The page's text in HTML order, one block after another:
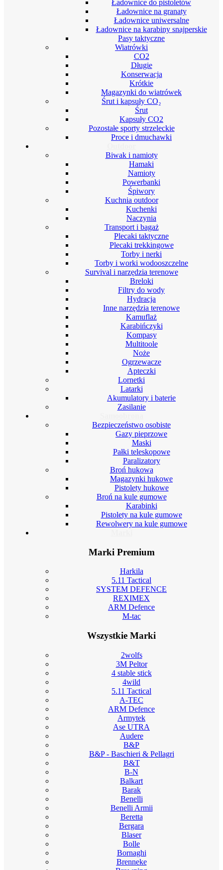
Ładownice do pistoletów
Ładownice na granaty
Ładownice uniwersalne
Ładownice na karabiny snajperskie
Pasy taktyczne
Wiatrówki
CO2
Długie
Konserwacja
Krótkie
Magazynki do wiatrówek
Śrut i kapsuły CO₂
Śrut
Kapsuły CO2
Pozostałe sporty strzeleckie
Proce i dmuchawki
Biwak i namioty
Hamaki
Namioty
Powerbanki
Śpiwory
Kuchnia outdoor
Kuchenki
Naczynia
Transport i bagaż
Plecaki taktyczne
Plecaki trekkingowe
Torby i nerki
Torby i worki wodooszczelne
Survival i narzędzia terenowe
Breloki
Filtry do wody
Hydracja
Inne narzędzia terenowe
Kamuflaż
Karabińczyki
Kompasy
Multitoole
Noże
Ogrzewacze
Apteczki
Lornetki
Latarki
Akumulatory i baterie
Zasilanie
Bezpieczeństwo osobiste
Gazy pieprzowe
Maski
Pałki teleskopowe
Paralizatory
Broń hukowa
Magazynki hukowe
Pistolety hukowe
Broń na kule gumowe
Karabinki
Pistolety na kule gumowe
Rewolwery na kule gumowe
Marki Premium
Harkila
5.11 Tactical
SYSTEM DEFENCE
REXIMEX
ARM Defence
M-tac
Wszystkie Marki
2wolfs
3M Peltor
4 stable stick
4wild
5.11 Tactical
A-TEC
ARM Defence
Armytek
Ase UTRA
Audere
B&P
B&P - Baschieri & Pellagri
B&T
B-N
Balkart
Barak
Benelli
Benelli Armii
Beretta
Bergara
Blaser
Bolle
Bornaghi
Brenneke